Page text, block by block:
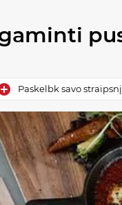
Paskelbk savo straipsnį